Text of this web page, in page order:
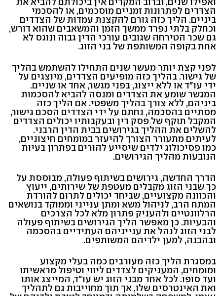
הצדדים לפתרונות זמניים מוסכמים, או להסכמי
ביניים. הליך כזה גורם להקצנת עמדות של הצדדים
וכחלק בלתי נפרד ממשך הזמן והמשאבים שהוא דורש,
גם שכר הטירחה שגובים עורכי הדין גבוה ונוגס לא
אחת בקופה המשותפת של בני הזוג.
לפני קצת יותר מעשר שנים התחילו להשתמש בהליך
של גישור. בהליך כזה מופיעים הצדדים, מיוצגים על
ידי עו"ד או ללא ייצוג, בפני מגשר, אחד או שניים.
המגשר שומע את הצדדים ומנסה להביא להסכמות
ביניהם, ללא צורך בהליך משפטי. אם הליך כזה
מסתיים בהסכמה, נחתם על ידי הצדדים הסכם גישור,
המקבל תוקף של פסק דין ובעקבותיו יכולים הצדדים
להשלים את ההליך בגירושים בבית הדין הרבני.
לעיתים מתעורר הצורך להיעזר במומחים חיצוניים,
כמו פסיכולוג ילדים שיסייע להורים בפתרון בעיות
הנובעות מהליך הגירושים.
הדרך החדשה, גירושים בשיתוף פעולה, מבוססת על
כך שבני הזוג מקבלים מעטפת של שירותים, ייעוץ
והכוונה מקצועיים, שביחד יכולים לתרום להורדת
המתח הרב, לניהול משא ומתן ענייני וממוקד בנושאים
הרלוונטיים ולהעניק פתרון מלא לכל הצרכים
והבעיות. כן מאפשר הליך הגירושים בשיתוף פעולה
לבני הזוג לנהל את ענייניהם העתידיים בהסכמה
ובהבנה, למען ילדיהם המשותפים.
במסגרת הליך כזה מעורבים כמה בעלי מקצוע
ומומחים, המעניקים לצדדים ליווי וטיפול מראשיתו
ועד סופו. לכל אחד מבני הזוג יש עו"ד, המייצג אותו
ואת האינטרסים שלו, אך תוך מחוייבות גם לתהליך